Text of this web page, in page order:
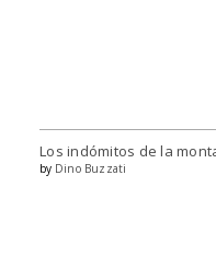
Los indómitos de la
by Dino Buzzati